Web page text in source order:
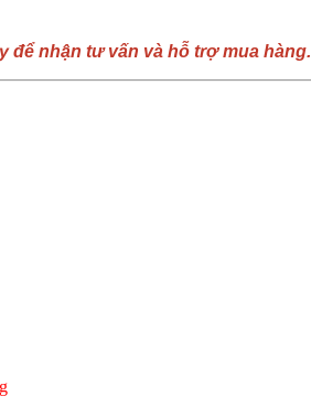
để nhận tư vấn và hỗ trợ mua hàng.